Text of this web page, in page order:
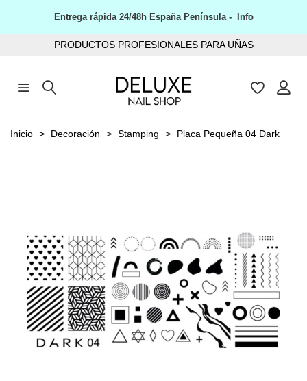
Entrega rápida 24/48h España Península - Info
PRODUCTOS PROFESIONALES PARA UÑAS
Inicio > Decoración > Stamping > Placa Pequeña 04 Dark